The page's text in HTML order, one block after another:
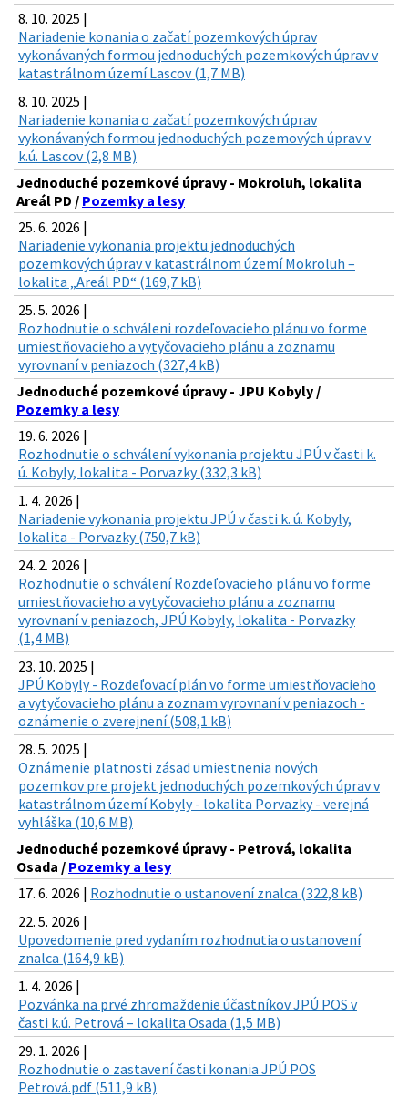
8. 10. 2025 |
Nariadenie konania o začatí pozemkových úprav
vykonávaných formou jednoduchých pozemkových úprav v
katastrálnom území Lascov (1,7 MB)
8. 10. 2025 |
Nariadenie konania o začatí pozemkových úprav
vykonávaných formou jednoduchých pozemových úprav v
k.ú. Lascov (2,8 MB)
Jednoduché pozemkové úpravy - Mokroluh, lokalita
Areál PD / Pozemky a lesy
25. 6. 2026 |
Nariadenie vykonania projektu jednoduchých
pozemkových úprav v katastrálnom území Mokroluh –
lokalita „Areál PD“ (169,7 kB)
25. 5. 2026 |
Rozhodnutie o schváleni rozdeľovacieho plánu vo forme
umiestňovacieho a vytyčovacieho plánu a zoznamu
vyrovnaní v peniazoch (327,4 kB)
Jednoduché pozemkové úpravy - JPU Kobyly /
Pozemky a lesy
19. 6. 2026 |
Rozhodnutie o schválení vykonania projektu JPÚ v časti k.
ú. Kobyly, lokalita - Porvazky (332,3 kB)
1. 4. 2026 |
Nariadenie vykonania projektu JPÚ v časti k. ú. Kobyly,
lokalita - Porvazky (750,7 kB)
24. 2. 2026 |
Rozhodnutie o schválení Rozdeľovacieho plánu vo forme
umiestňovacieho a vytyčovacieho plánu a zoznamu
vyrovnaní v peniazoch, JPÚ Kobyly, lokalita - Porvazky
(1,4 MB)
23. 10. 2025 |
JPÚ Kobyly - Rozdeľovací plán vo forme umiestňovacieho
a vytyčovacieho plánu a zoznam vyrovnaní v peniazoch -
oznámenie o zverejnení (508,1 kB)
28. 5. 2025 |
Oznámenie platnosti zásad umiestnenia nových
pozemkov pre projekt jednoduchých pozemkových úprav v
katastrálnom území Kobyly - lokalita Porvazky - verejná
vyhláška (10,6 MB)
Jednoduché pozemkové úpravy - Petrová, lokalita
Osada / Pozemky a lesy
17. 6. 2026 | Rozhodnutie o ustanovení znalca (322,8 kB)
22. 5. 2026 |
Upovedomenie pred vydaním rozhodnutia o ustanovení
znalca (164,9 kB)
1. 4. 2026 |
Pozvánka na prvé zhromaždenie účastníkov JPÚ POS v
časti k.ú. Petrová – lokalita Osada (1,5 MB)
29. 1. 2026 |
Rozhodnutie o zastavení časti konania JPÚ POS
Petrová.pdf (511,9 kB)